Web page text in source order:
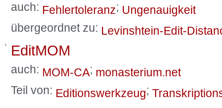
auch: Fehlertoleranz; Ungenauigkeit
übergeordnet zu: Levinshtein-Edit-
EditMOM
auch: MOM-CA; monasterium.net
Teil von: Editionswerkzeug;